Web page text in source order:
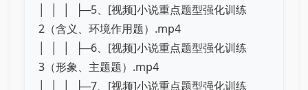
│ │ │ ├─5、[视频]小说重点题型强化训练
2（含义、环境作用题）.mp4
│ │ │ ├─6、[视频]小说重点题型强化训练
3（形象、主题题）.mp4
│ │ │ ├─7、[视频]小说重点题型强化训练